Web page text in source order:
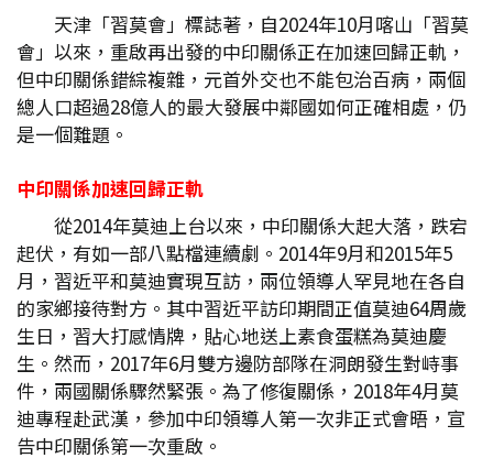
天津「習莫會」標誌著，自2024年10月喀山「習莫
會」以來，重啟再出發的中印關係正在加速回歸正軌，
但中印關係錯綜複雜，元首外交也不能包治百病，兩個
總人口超過28億人的最大發展中鄰國如何正確相處，仍
是一個難題。
中印關係加速回歸正軌
從2014年莫迪上台以來，中印關係大起大落，跌宕
起伏，有如一部八點檔連續劇。2014年9月和2015年5
月，習近平和莫迪實現互訪，兩位領導人罕見地在各自
的家鄉接待對方。其中習近平訪印期間正值莫迪64周歲
生日，習大打感情牌，貼心地送上素食蛋糕為莫迪慶
生。然而，2017年6月雙方邊防部隊在洞朗發生對峙事
件，兩國關係驟然緊張。為了修復關係，2018年4月莫
迪專程赴武漢，參加中印領導人第一次非正式會晤，宣
告中印關係第一次重啟。